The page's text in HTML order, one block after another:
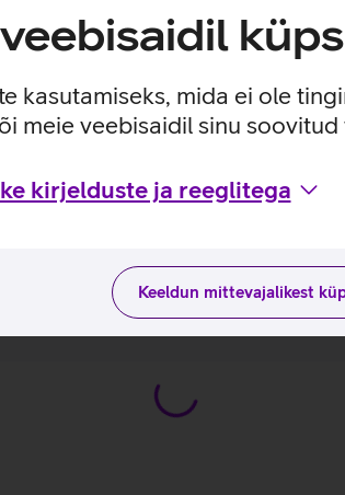
kasutamiseks, mida ei ole
meie veebisaidil sinu soovitud
kirjelduste ja reeglitega
Keeldun mittevajalikest
hoiustada ning neid endaga kõikjale kaasa
kasutamisaega.
vastavalt oma soovidele